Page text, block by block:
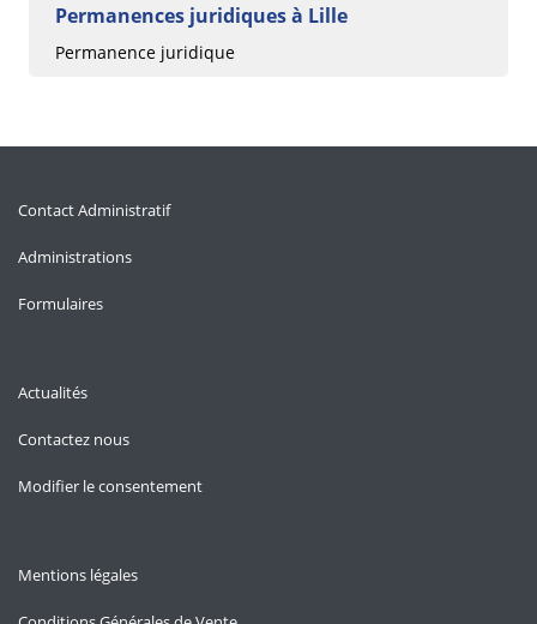
Permanences juridiques à Lille
Permanence juridique
Contact Administratif
Administrations
Formulaires
Actualités
Contactez nous
Modifier le consentement
Mentions légales